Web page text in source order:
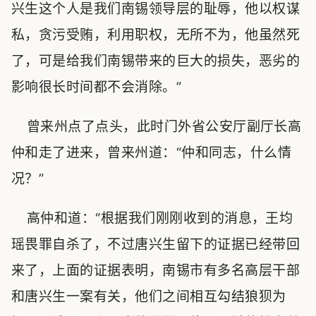
兴生这个人是我们南锡领导层的耻辱，他以权谋
私，贪污受贿，利用职权，无所不为，他虽然死
了，可是给我们南锡带来的巨大的损失，恶劣的
影响很长时间都不会消除。”
曾来州点了点头，此时门外省公安厅副厅长高
仲和走了进来，曾来州道：“仲和同志，什么情
况？”
高仲和道：“根据我们刚刚收到的消息，王均
瑶畏罪自杀了，不过唐兴生留下的证据已经带回
来了，上面的证据表明，南锡市有多名高层干部
和唐兴生一案有关，他们之间相互勾结狼狈为